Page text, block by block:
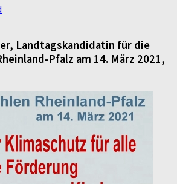
Landtagskandidatin für die
Pfalz am 14. März 2021,